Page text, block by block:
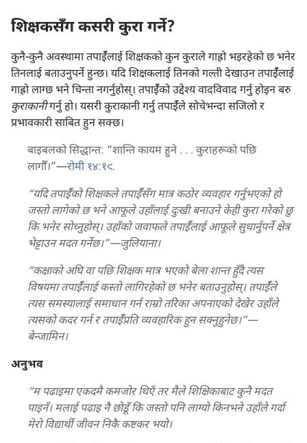
शिक्षकसँग कसरी कुरा गर्ने?
कुनै-कुनै अवस्थामा तपाईँलाई शिक्षकको कुन कुराले गाह्रो भइरहेको छ भनेर
तिनलाई बताउनुपर्ने हुन्छ। यदि शिक्षकलाई तिनको गल्ती देखाउन तपाईँलाई
गाह्रो लाग्छ भने चिन्ता नगर्नुहोस्‌। तपाईँको उद्देश्‍य वादविवाद गर्नु होइन बरु
कुराकानीगर्नु हो। यसरी कुराकानी गर्नु तपाईँले सोचेभन्दा सजिलो र
प्रभावकारी साबित हुन सक्छ।
बाइबलको सिद्धान्त: “शान्ति कायम हुने . . . कुराहरूको पछि
लागौँ।”—रोमी १४:१९.
“यदि तपाईँको शिक्षकले तपाईँसँग मात्र कठोर व्यवहार गर्नुभएको हो
जस्तो लागेको छ भने आफूले उहाँलाई दुःखी बनाउने केही कुरा गरेको छु
कि भनेर सोध्नुहोस्‌। उहाँको जवाफले तपाईँलाई आफूले सुधार्नुपर्ने क्षेत्र
भेट्टाउन मदत गर्नेछ।”—जुलियाना।
“कक्षाको अघि वा पछि शिक्षक मात्र भएको बेला शान्त हुँदै त्यस
विषयमा तपाईँलाई कस्तो लागिरहेको छ भनेर बताउनुहोस्‌। तपाईँले
त्यस समस्यालाई समाधान गर्न राम्रो तरिका अपनाएको देखेर उहाँले
त्यसको कदर गर्न र तपाईँप्रति व्यवहारिक हुन सक्नुहुनेछ।”—
बेन्जामिन।
अनुभव
“म पढाइमा एकदमै कमजोर थिएँ तर मैले शिक्षिकाबाट कुनै मदत
पाइनँ। मलाई पढाइ नै छोडूँ कि जस्तो पनि लाग्यो किनभने उहाँले गर्दा
मेरो विद्यार्थी जीवन निकै कष्टकर भयो।